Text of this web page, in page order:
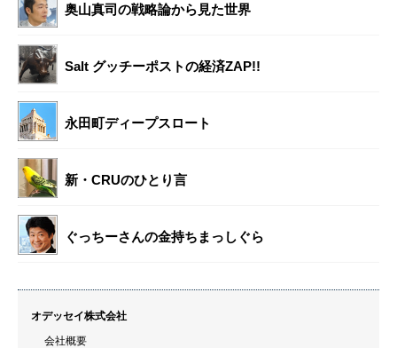
奥山真司の戦略論から見た世界
Salt グッチーポストの経済ZAP!!
永田町ディープスロート
新・CRUのひとり言
ぐっちーさんの金持ちまっしぐら
オデッセイ株式会社
会社概要